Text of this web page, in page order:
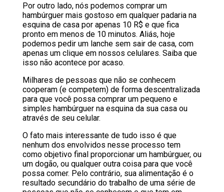
Por outro lado, nós podemos comprar um
hambúrguer mais gostoso em qualquer padaria na
esquina de casa por apenas 10 R$ e que fica
pronto em menos de 10 minutos. Aliás, hoje
podemos pedir um lanche sem sair de casa, com
apenas um clique em nossos celulares. Saiba que
isso não acontece por acaso.
Milhares de pessoas que não se conhecem
cooperam (e competem) de forma descentralizada
para que você possa comprar um pequeno e
simples hambúrguer na esquina da sua casa ou
através de seu celular.
O fato mais interessante de tudo isso é que
nenhum dos envolvidos nesse processo tem
como objetivo final proporcionar um hambúrguer, ou
um dogão, ou qualquer outra coisa para que você
possa comer. Pelo contrário, sua alimentação é o
resultado secundário do trabalho de uma série de